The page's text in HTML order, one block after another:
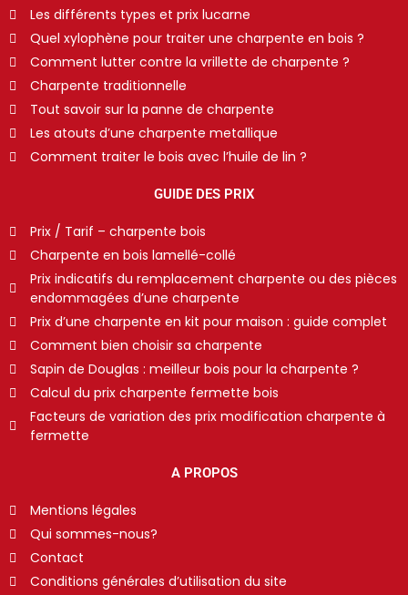
Les différents types et prix lucarne
Quel xylophène pour traiter une charpente en bois ?
Comment lutter contre la vrillette de charpente ?
Charpente traditionnelle
Tout savoir sur la panne de charpente
Les atouts d’une charpente metallique
Comment traiter le bois avec l’huile de lin ?
GUIDE DES PRIX
Prix / Tarif – charpente bois
Charpente en bois lamellé-collé
Prix indicatifs du remplacement charpente ou des pièces
endommagées d’une charpente
Prix d’une charpente en kit pour maison : guide complet
Comment bien choisir sa charpente
Sapin de Douglas : meilleur bois pour la charpente ?
Calcul du prix charpente fermette bois
Facteurs de variation des prix modification charpente à
fermette
A PROPOS
Mentions légales
Qui sommes-nous?
Contact
Conditions générales d’utilisation du site